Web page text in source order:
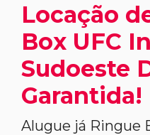
Locação
Box UFC
Sudoeste
Garantida!
Alugue já Ringue